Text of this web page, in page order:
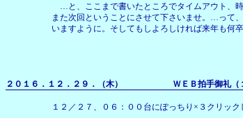
…と、ここまで書いたところでタイムアウト、
また次回ということにさせて下さいませ。…って
いますように。そしてもしよろしければ来年も何
２０１６．１２．２９．（木） ＷＥＢ拍手御礼（１
１２／２７、０６：００台にぽっちり×３クリッ